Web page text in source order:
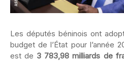
Les députés béninois ont
budget de l’État pour l’année
est de 3 783,98 milliards de